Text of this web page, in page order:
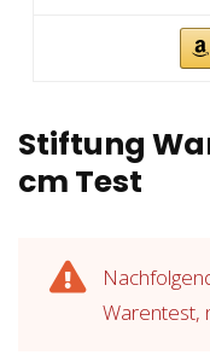
Stiftung
cm Test
Warentest,